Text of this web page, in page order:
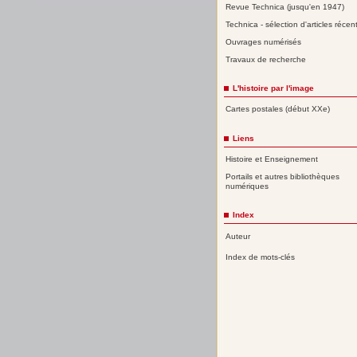
Revue Technica (jusqu'en 1947)
Technica - sélection d'articles
Ouvrages numérisés
Travaux de recherche
L'histoire par l'image
Cartes postales (début XXe)
Liens
Histoire et Enseignement
Portails et autres bibliothèques
numériques
Index
Auteur
Index de mots-clés